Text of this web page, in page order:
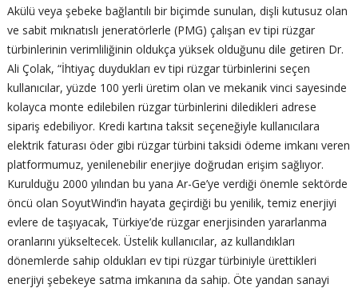
Akülü veya şebeke bağlantılı bir biçimde sunulan, dişli kutusuz olan
ve sabit mıknatıslı jeneratörlerle (PMG) çalışan ev tipi rüzgar
türbinlerinin verimliliğinin oldukça yüksek olduğunu dile getiren Dr.
Ali Çolak, “İhtiyaç duydukları ev tipi rüzgar türbinlerini seçen
kullanıcılar, yüzde 100 yerli üretim olan ve mekanik vinci sayesinde
kolayca monte edilebilen rüzgar türbinlerini diledikleri adrese
sipariş edebiliyor. Kredi kartına taksit seçeneğiyle kullanıcılara
elektrik faturası öder gibi rüzgar türbini taksidi ödeme imkanı veren
platformumuz, yenilenebilir enerjiye doğrudan erişim sağlıyor.
Kurulduğu 2000 yılından bu yana Ar-Ge’ye verdiği önemle sektörde
öncü olan SoyutWind’in hayata geçirdiği bu yenilik, temiz enerjiyi
evlere de taşıyacak, Türkiye’de rüzgar enerjisinden yararlanma
oranlarını yükseltecek. Üstelik kullanıcılar, az kullandıkları
dönemlerde sahip oldukları ev tipi rüzgar türbiniyle ürettikleri
enerjiyi şebekeye satma imkanına da sahip. Öte yandan sanayi